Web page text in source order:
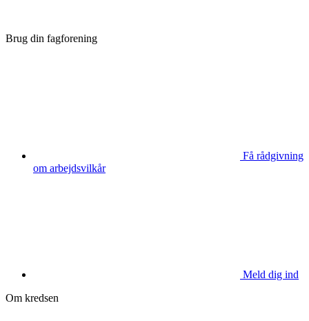
Brug din fagforening
Få rådgivning
om arbejdsvilkår
Meld dig ind
Om kredsen